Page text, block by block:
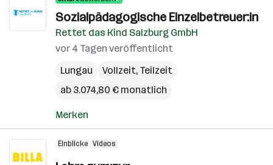
Sozialpädagogische Einzelbetreuer:in
Rettet das Kind Salzburg GmbH
vor 4 Tagen veröffentlicht
Lungau
Vollzeit, Teilzeit
ab 3.074,80 € monatlich
Merken
Einblicke Videos